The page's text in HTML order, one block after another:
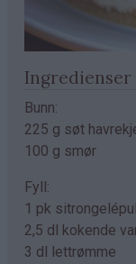
Ingredienser
Bunn:
225 g søt
100 g smør
Fyll:
1 pk
2,5 dl kokende
3 dl lettrømme